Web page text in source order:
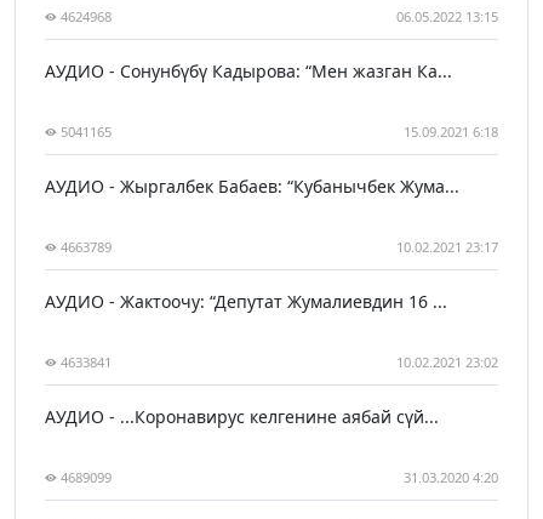
4624968 06.05.2022 13:15
АУДИО - Сонунбүбү Кадырова: “Мен жазган Ка...
5041165 15.09.2021 6:18
АУДИО - Жыргалбек Бабаев: “Кубанычбек Жума...
4663789 10.02.2021 23:17
АУДИО - Жактоочу: “Депутат Жумалиевдин 16 ...
4633841 10.02.2021 23:02
АУДИО - ...Коронавирус келгенине аябай сүй...
4689099 31.03.2020 4:20